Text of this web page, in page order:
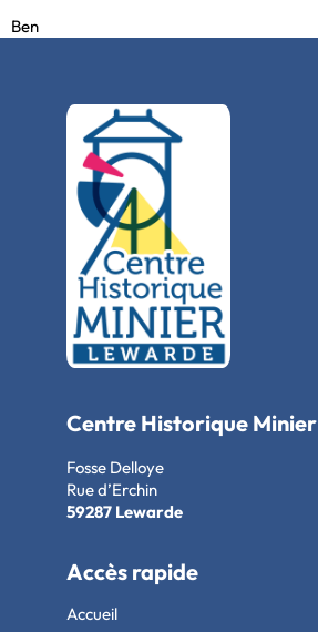
Ben
Centre Historique Minier
Fosse Delloye
Rue d’Erchin
59287 Lewarde
Accès rapide
Accueil